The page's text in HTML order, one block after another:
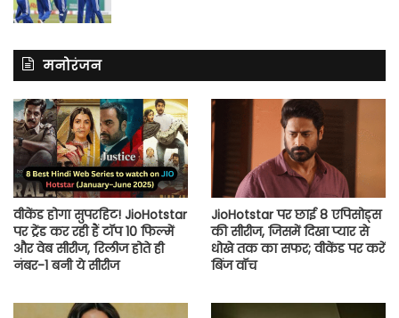
मनोरंजन
वीकेंड होगा सुपरहिट! JioHotstar
पर ट्रेंड कर रही हैं टॉप 10 फिल्में
और वेब सीरीज, रिलीज होते ही
नंबर-1 बनी ये सीरीज
JioHotstar पर छाई 8 एपिसोड्स
की सीरीज, जिसमें दिखा प्यार से
धोखे तक का सफर; वीकेंड पर करें
बिंज वॉच